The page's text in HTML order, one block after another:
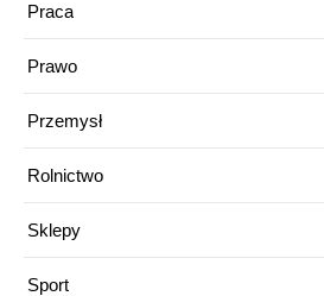
Praca
Prawo
Przemysł
Rolnictwo
Sklepy
Sport